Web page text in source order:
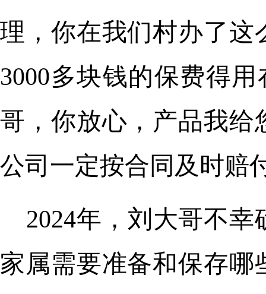
理，你在我们村办了这
3000多块钱的保费得
哥，你放心，产品我给
公司一定按合同及时赔
2024年，刘大哥不
家属需要准备和保存